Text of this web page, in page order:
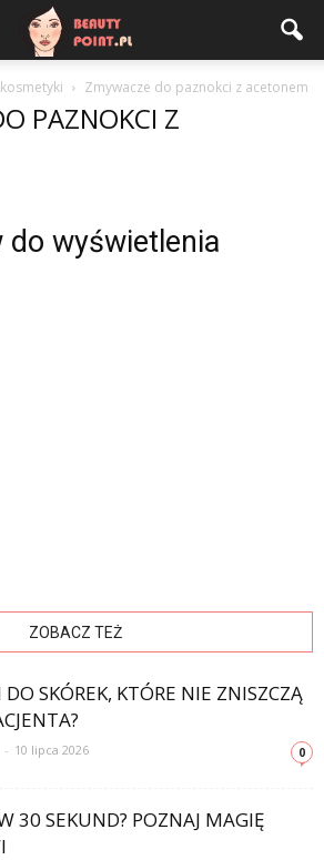
Zmywacze do paznokci z acetonem
PAZNOKCI Z
do wyświetlenia
ZOBACZ TEŻ
DO SKÓREK, KTÓRE NIE ZNISZCZĄ
- 10 lipca 2026 0
30 SEKUND? POZNAJ MAGIĘ